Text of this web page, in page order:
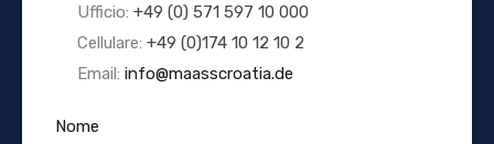
Ufficio: +49 (0) 571 597 10 000
Cellulare: +49 (0)174 10 12 10 2
Email: info@maasscroatia.de
Nome